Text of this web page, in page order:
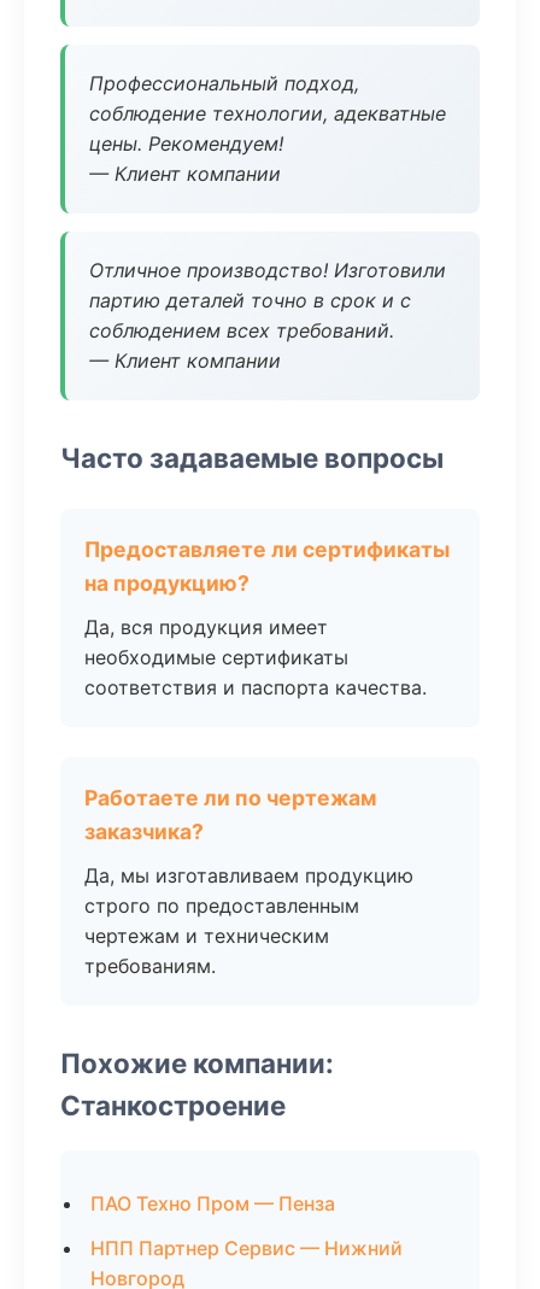
Профессиональный подход,
соблюдение технологии, адекватные
цены. Рекомендуем!
— Клиент компании
Отличное производство! Изготовили
партию деталей точно в срок и с
соблюдением всех требований.
— Клиент компании
Часто задаваемые вопросы
Предоставляете ли сертификаты
на продукцию?
Да, вся продукция имеет
необходимые сертификаты
соответствия и паспорта качества.
Работаете ли по чертежам
заказчика?
Да, мы изготавливаем продукцию
строго по предоставленным
чертежам и техническим
требованиям.
Похожие компании:
Станкостроение
ПАО Техно Пром — Пенза
НПП Партнер Сервис — Нижний
Новгород